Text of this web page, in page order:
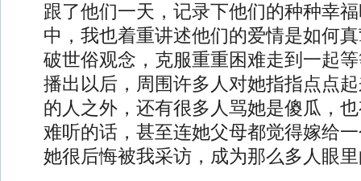
跟了他们一天，记录下他们的种种幸
中，我也着重讲述他们的爱情是如何
破世俗观念，克服重重困难走到一起
播出以后，周围许多人对她指指点点
的人之外，还有很多人骂她是傻瓜，
难听的话，甚至连她父母都觉得嫁给
她很后悔被我采访，成为那么多人眼